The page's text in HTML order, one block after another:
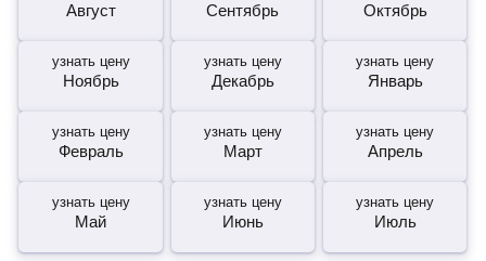
Август Сентябрь Октябрь
узнать цену
Ноябрь
узнать цену
Декабрь
узнать цену
Январь
узнать цену
Февраль
узнать цену
Март
узнать цену
Апрель
узнать цену
Май
узнать цену
Июнь
узнать цену
Июль